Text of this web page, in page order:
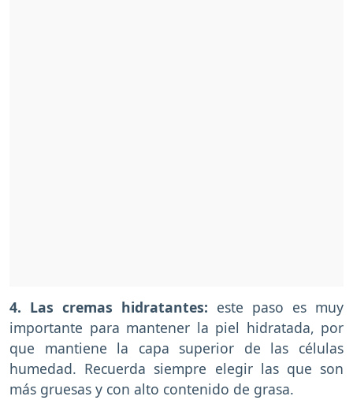
4. Las cremas hidratantes: este paso es muy
importante para mantener la piel hidratada, por
que mantiene la capa superior de las células
humedad. Recuerda siempre elegir las que son
más gruesas y con alto contenido de grasa.